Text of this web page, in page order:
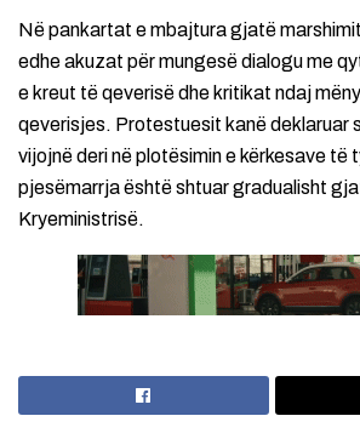
Në pankartat e mbajtura gjatë
edhe akuzat për mungesë dialogu me
e kreut të qeverisë dhe kritikat ndaj
qeverisjes. Protestuesit kanë deklaruar
vijojnë deri në plotësimin e kërkesave të
pjesëmarrja është shtuar gradualisht
Kryeministrisë.